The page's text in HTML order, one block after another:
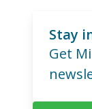
Stay
Get